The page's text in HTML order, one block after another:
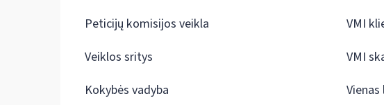
Peticijų komisijos veikla
Veiklos sritys
Kokybės vadyba
VMI
VMI